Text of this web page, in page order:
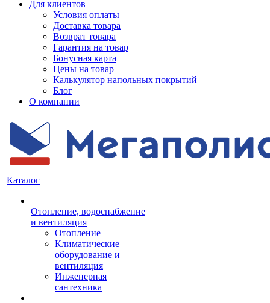
Для клиентов
Условия оплаты
Доставка товара
Возврат товара
Гарантия на товар
Бонусная карта
Цены на товар
Калькулятор напольных покрытий
Блог
О компании
Каталог
Отопление, водоснабжение
и вентиляция
Отопление
Климатические
оборудование и
вентиляция
Инженерная
сантехника